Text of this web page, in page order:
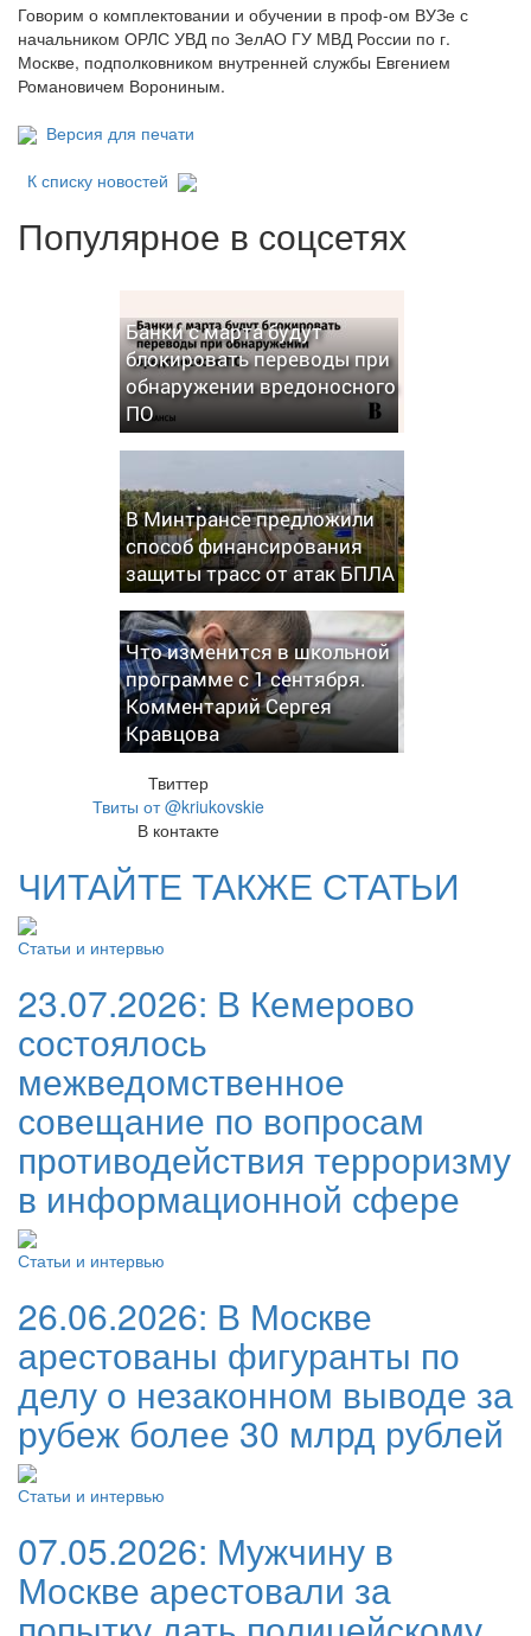
Говорим о комплектовании и обучении в проф-ом ВУЗе с
начальником ОРЛС УВД по ЗелАО ГУ МВД России по г.
Москве, подполковником внутренней службы Евгением
Романовичем Ворониным.
Версия для печати
К списку новостей
Популярное в соцсетях
Банки с марта будут
блокировать переводы при
обнаружении вредоносного
ПО
В Минтрансе предложили
способ финансирования
защиты трасс от атак БПЛА
Что изменится в школьной
программе с 1 сентября.
Комментарий Сергея
Кравцова
Твиттер
Твиты от @kriukovskie
В контакте
ЧИТАЙТЕ ТАКЖЕ СТАТЬИ
Статьи и интервью
23.07.2026: В Кемерово
состоялось
межведомственное
совещание по вопросам
противодействия терроризму
в информационной сфере
Статьи и интервью
26.06.2026: В Москве
арестованы фигуранты по
делу о незаконном выводе за
рубеж более 30 млрд рублей
Статьи и интервью
07.05.2026: Мужчину в
Москве арестовали за